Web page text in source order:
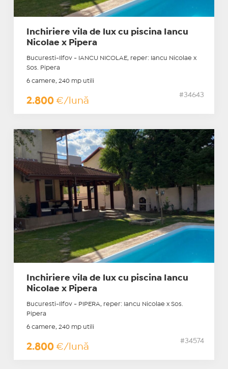
Inchiriere vila de lux cu piscina Iancu
Nicolae x Pipera
Bucuresti-Ilfov - IANCU NICOLAE, reper: Iancu Nicolae x
Sos. Pipera
6 camere, 240 mp utili
2.800 €/lună
#34643
Inchiriere vila de lux cu piscina Iancu
Nicolae x Pipera
Bucuresti-Ilfov - PIPERA, reper: Iancu Nicolae x Sos.
Pipera
6 camere, 240 mp utili
2.800 €/lună
#34574